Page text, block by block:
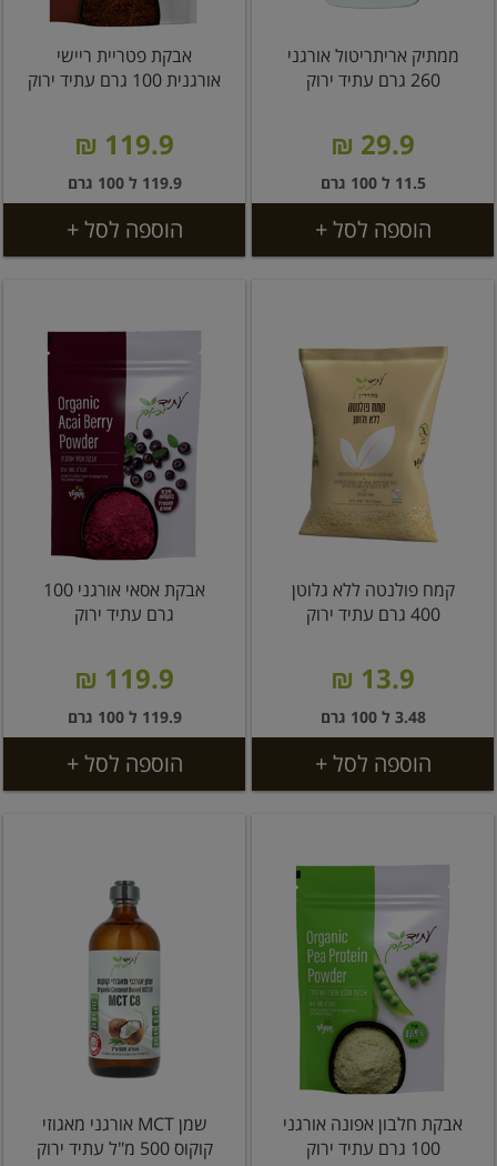
ממתיק אריתריטול אורגני
260 גרם עתיד ירוק
29.9 ₪
11.5 ל 100 גרם
הוספה לסל +
אבקת פטריית ריישי
אורגנית 100 גרם עתיד ירוק
119.9 ₪
119.9 ל 100 גרם
הוספה לסל +
קמח פולנטה ללא גלוטן
400 גרם עתיד ירוק
13.9 ₪
3.48 ל 100 גרם
הוספה לסל +
אבקת אסאי אורגני 100
גרם עתיד ירוק
119.9 ₪
119.9 ל 100 גרם
הוספה לסל +
אבקת חלבון אפונה אורגני
100 גרם עתיד ירוק
שמן MCT אורגני מאגוזי
קוקוס 500 מ"ל עתיד ירוק